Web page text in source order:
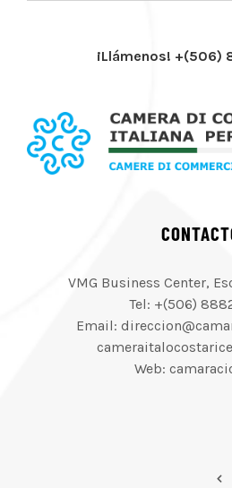
¡Llámenos! +(506)
VMG Business Center,
Tel: +(506)
Email:
Web: